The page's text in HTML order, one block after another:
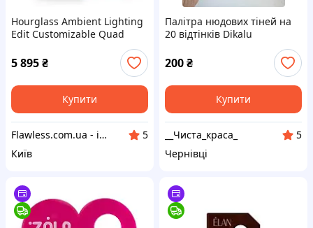
Hourglass Ambient Lighting
Edit Customizable Quad
обличчя
5 895₴
Купити
Flawless.com.ua - інтернет-магазин професійної косметики
5
Київ
Палітра нюдових тіней на
20 відтінків Dikalu
200₴
Купити
__Чиста_краса_
5
Чернівці